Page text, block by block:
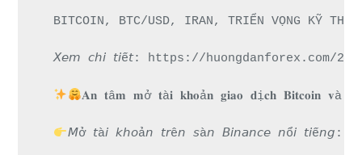
BITCOIN, BTC/USD, IRAN, TRIỂN
𝘟𝘦𝘮 𝘤𝘩𝘪 𝘵𝘪ế𝘵: https://huongdanforex.com/
𝐀𝐧 𝐭â𝐦 𝐦ở 𝐭à𝐢 𝐤𝐡𝐨ả𝐧 𝐠𝐢𝐚𝐨 𝐝ị𝐜𝐡 𝐁𝐢𝐭𝐜𝐨𝐢𝐧 𝐯à
𝘔ở 𝘵à𝘪 𝘬𝘩𝘰ả𝘯 𝘵𝘳ê𝘯 𝘴à𝘯 𝘉𝘪𝘯𝘢𝘯𝘤𝘦 𝘯ổ𝘪